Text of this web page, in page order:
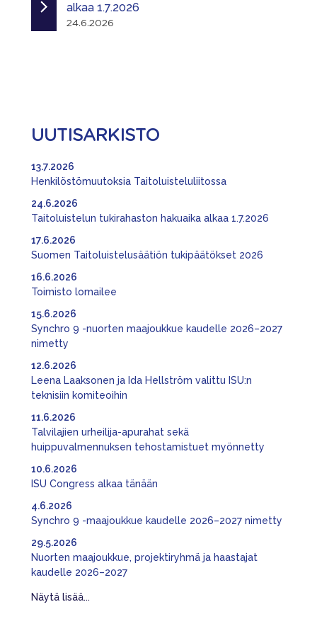
alkaa 1.7.2026
24.6.2026
UUTISARKISTO
Henkilöstömuutoksia Taitoluisteluliitossa
13.7.2026
Taitoluistelun tukirahaston hakuaika alkaa 1.7.2026
24.6.2026
Suomen Taitoluistelusäätiön tukipäätökset 2026
17.6.2026
Toimisto lomailee
16.6.2026
Synchro 9 -nuorten maajoukkue kaudelle 2026–2027
nimetty
15.6.2026
Leena Laaksonen ja Ida Hellström valittu ISU:n
teknisiin komiteoihin
12.6.2026
Talvilajien urheilija-apurahat sekä
huippuvalmennuksen tehostamistuet myönnetty
11.6.2026
ISU Congress alkaa tänään
10.6.2026
Synchro 9 -maajoukkue kaudelle 2026–2027 nimetty
4.6.2026
Nuorten maajoukkue, projektiryhmä ja haastajat
kaudelle 2026–2027
29.5.2026
Näytä lisää...